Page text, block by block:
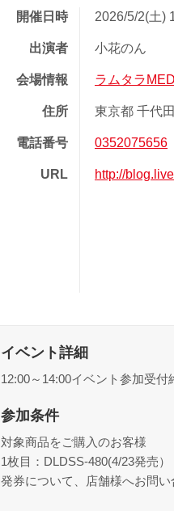
開催日時 2026/5/2(土)
出演者 小花のん
会場情報 ラムタラ
住所 東京都 千代
電話番号 0352075656
URL http://
イベント詳細
12:00～14:00イベント参加受付
参加条件
対象商品をご購入のお客様
1枚目：DLDSS-480(4/23発売）
発券について、店舗様へお問い